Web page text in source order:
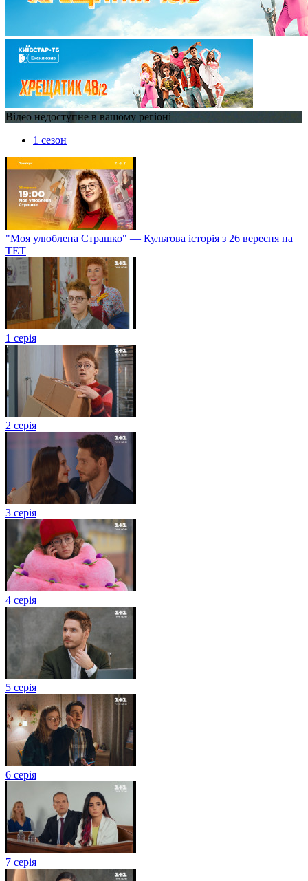
Відео недоступне в вашому регіоні
1 сезон
"Моя улюблена Страшко" — Культова історія з 26 вересня на
ТЕТ
1 серія
2 серія
3 серія
4 серія
5 серія
6 серія
7 серія